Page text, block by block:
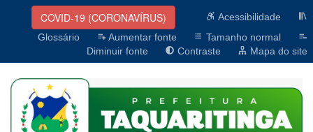
COVID-19 (CORONAVÍRUS)
Acessibilidade
Glossário
Aumentar fonte
Tamanho normal
Diminuir fonte
Contraste Mapa do site